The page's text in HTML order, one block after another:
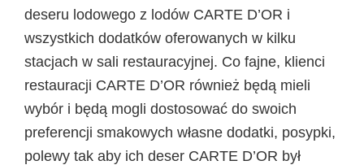
deseru lodowego z lodów CARTE D’OR i
wszystkich dodatków oferowanych w kilku
stacjach w sali restauracyjnej. Co fajne, klienci
restauracji CARTE D’OR również będą mieli
wybór i będą mogli dostosować do swoich
preferencji smakowych własne dodatki, posypki,
polewy tak aby ich deser CARTE D’OR był